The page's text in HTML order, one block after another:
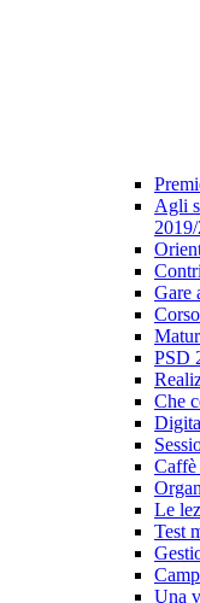
Agli
Gare
PSD
Che
Le
Test
Una